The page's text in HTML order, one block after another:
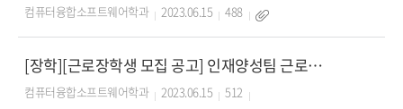
컴퓨터융합소프트웨어학과 2023.06.15 488
[장학][근로장학생 모집 공고] 인재양성팀 근로장학생 모집
컴퓨터융합소프트웨어학과 2023.06.15 512